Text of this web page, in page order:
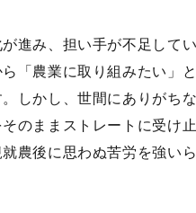
進み、担い手が不足して
「農業に取り組みたい」
しかし、世間にありがち
のままストレートに受け
農後に思わぬ苦労を強い